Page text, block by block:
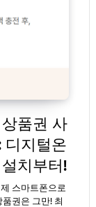
품권 사
디지털온
치부터!
스마트폰으로
권은 그만! 최